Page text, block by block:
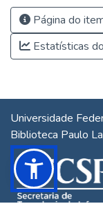
Página do
Estatísticas
Universidade
Biblioteca Paulo